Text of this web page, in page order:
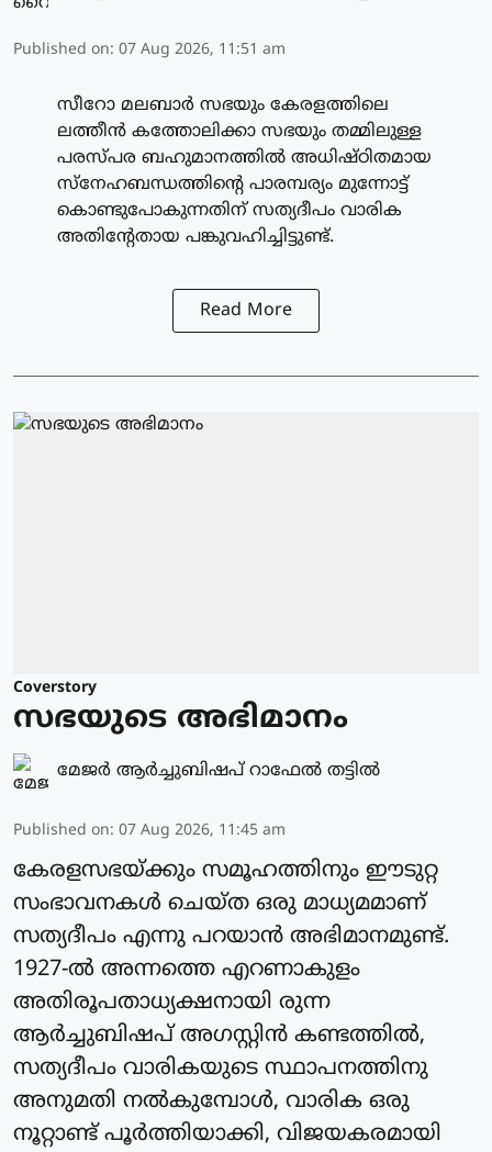
Published on: 07 Aug 2026, 11:51 am
സീറോ മലബാർ സഭയും കേരളത്തിലെ
ലത്തീൻ കത്തോലിക്കാ സഭയും തമ്മിലുള്ള
പരസ്പര ബഹുമാനത്തിൽ അധിഷ്ഠിതമായ
സ്നേഹബന്ധത്തിന്റെ പാരമ്പര്യം മുന്നോട്ട്
കൊണ്ടുപോകുന്നതിന് സത്യദീപം വാരിക
അതിന്റേതായ പങ്കുവഹിച്ചിട്ടുണ്ട്.
Read More
Coverstory
സഭയുടെ അഭിമാനം
മേജർ ആർച്ചുബിഷപ് റാഫേൽ തട്ടിൽ
Published on: 07 Aug 2026, 11:45 am
കേരളസഭയ്ക്കും സമൂഹത്തിനും ഈടുറ്റ
സംഭാവനകൾ ചെയ്ത ഒരു മാധ്യമമാണ്
സത്യദീപം എന്നു പറയാൻ അഭിമാനമുണ്ട്.
1927-ൽ അന്നത്തെ എറണാകുളം
അതിരൂപതാധ്യക്ഷനായി രുന്ന
ആർച്ചുബിഷപ് അഗസ്റ്റിൻ കണ്ടത്തിൽ,
സത്യദീപം വാരികയുടെ സ്ഥാപനത്തിനു
അനുമതി നൽകുമ്പോൾ, വാരിക ഒരു
നൂറ്റാണ്ട് പൂർത്തിയാക്കി, വിജയകരമായി